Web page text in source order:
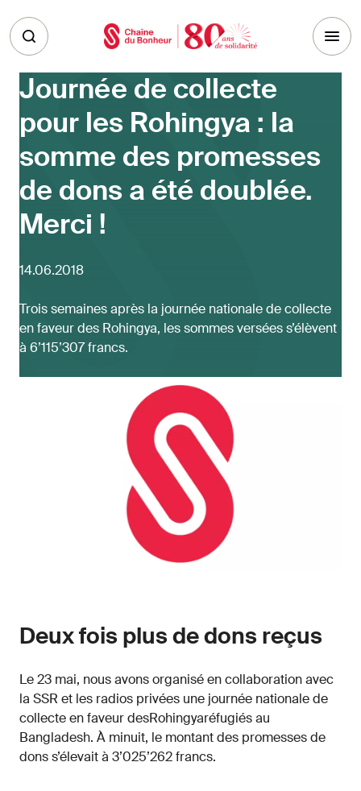
Journée de collecte
pour les Rohingya : la
somme des promesses
de dons a été doublée.
Merci !
14.06.2018
Trois semaines après la journée nationale de collecte
en faveur des Rohingya, les sommes versées s’élèvent
à 6’115’307 francs.
Deux fois plus de dons reçus
Le 23 mai, nous avons organisé en collaboration avec
la SSR et les radios privées une journée nationale de
collecte en faveur desRohingyaréfugiés au
Bangladesh. À minuit, le montant des promesses de
dons s’élevait à 3’025’262 francs.